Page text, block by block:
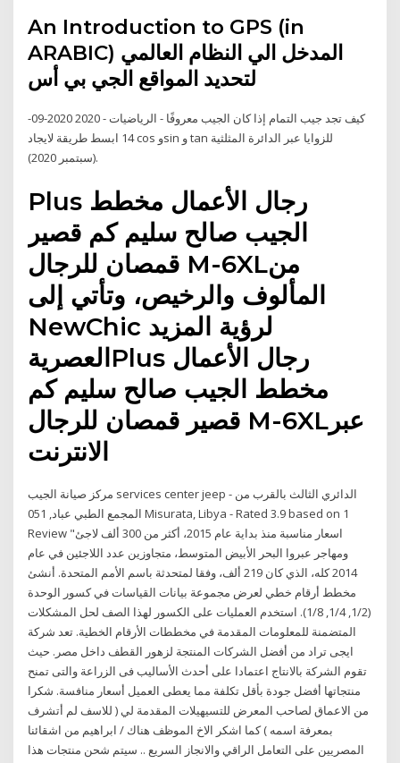
An Introduction to GPS (in
ARABIC) المدخل الي النظام العالمي
لتحديد المواقع الجي بي أس
كيف تجد جيب التمام إذا كان الجيب معروفًا - الرياضيات - 2020 2020-09-
14 ابسط طريقة لايجاد cos وsin و tan للزوايا عبر الدائرة المثلثية
(سبتمبر 2020).
Plus رجال الأعمال مخطط
الجيب صالح سليم كم قصير
قمصان للرجال M-6XLمن
المألوف والرخيص، وتأتي إلى
NewChic لرؤية المزيد
العصريةPlus رجال الأعمال
مخطط الجيب صالح سليم كم
قصير قمصان للرجال M-6XLعبر
الانترنت
‎مركز صيانة الجيب services center jeep‎ - ‎الدائري الثالث بالقرب من
المجمع الطبي عباد, 051 Misurata, Libya‎ - Rated 3.9 based on 1
Review "‎اسعار مناسبة منذ بداية عام 2015، أكثر من 300 ألف لاجئ
ومهاجر عبروا البحر الأبيض المتوسط، متجاوزين عدد اللاجئين في عام
2014 كله، الذي كان 219 ألف، وفقا لمتحدثة باسم الأمم المتحدة. أنشئ
مخطط أرقام خطي لعرض مجموعة بيانات القياسات في كسور الوحدة
(1/2, 1/4, 1/8). استخدم العمليات على الكسور لهذا الصف لحل المشكلات
المتضمنة للمعلومات المقدمة في مخططات الأرقام الخطية. تعد شركة
ايجى تراد من أفضل الشركات المنتجة لزهور القطف داخل مصر. حيث
تقوم الشركة بالانتاج اعتمادا على أحدث الأساليب فى الزراعة والتى تمنح
منتجاتها أفضل جودة بأقل تكلفة مما يعطى العميل أسعار منافسة. شكرا
من الاعماق لصاحب المعرض للتسيهيلات المقدمة لي ( للاسف لم أتشرف
بمعرفة اسمه ) كما اشكر الاخ الموظف هناك / ابراهيم من اشقائنا
المصريين على التعامل الراقي والانجاز السريع .. سيتم شحن منتجات هذا